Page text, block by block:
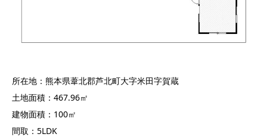
所在地：熊本県葦北郡芦北町大字米田字賀蔵
土地面積：467.96㎡
建物面積：100㎡
間取：5LDK